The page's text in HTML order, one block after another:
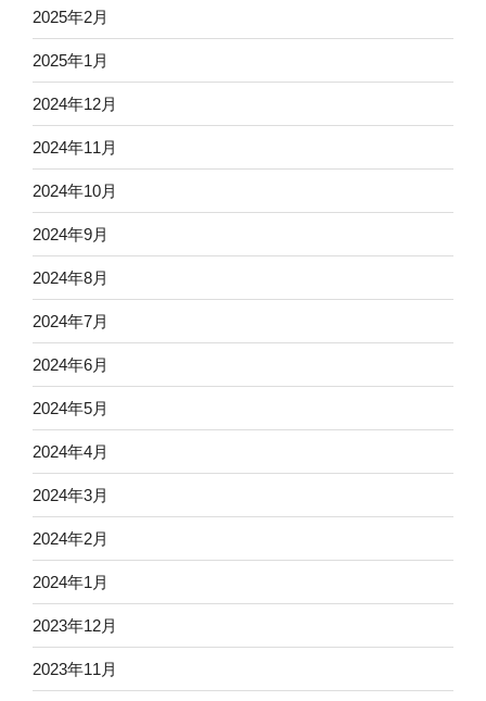
2025年2月
2025年1月
2024年12月
2024年11月
2024年10月
2024年9月
2024年8月
2024年7月
2024年6月
2024年5月
2024年4月
2024年3月
2024年2月
2024年1月
2023年12月
2023年11月